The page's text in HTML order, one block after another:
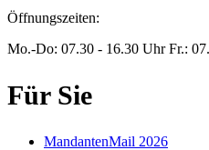
Öffnungszeiten:
Mo.-Do: 07.30 - 16.30 Uhr Fr.:
Für Sie
MandantenMail 2026